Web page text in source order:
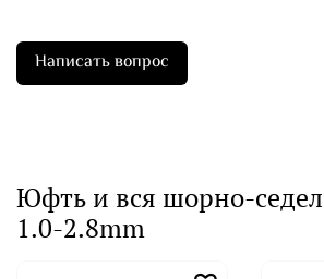
Написать вопрос
Юфть и вся шорно-
1.0-2.8mm